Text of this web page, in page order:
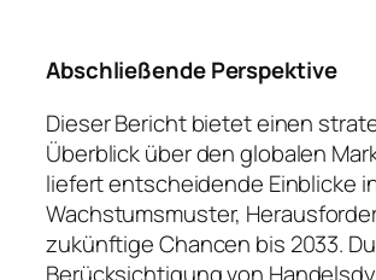
Abschließende Perspektive
Dieser Bericht bietet einen
Überblick über den globalen
liefert entscheidende Einblicke
Wachstumsmuster,
zukünftige Chancen bis 2033.